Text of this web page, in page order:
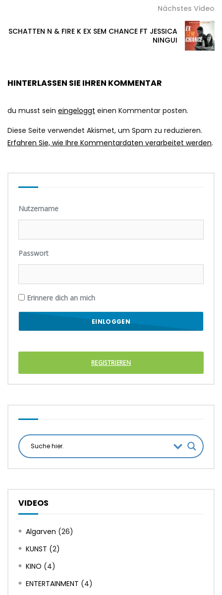
Nächstes Video
SCHATTEN N & FIRE K EX SEM CHANCE FT JESSICA
NINGUI
HINTERLASSEN SIE IHREN KOMMENTAR
du musst sein eingeloggt einen Kommentar posten.
Diese Seite verwendet Akismet, um Spam zu reduzieren.
Erfahren Sie, wie Ihre Kommentardaten verarbeitet werden.
Nutzername
Passwort
Erinnere dich an mich
REGISTRIEREN
VIDEOS
Algarven (26)
KUNST (2)
KINO (4)
ENTERTAINMENT (4)